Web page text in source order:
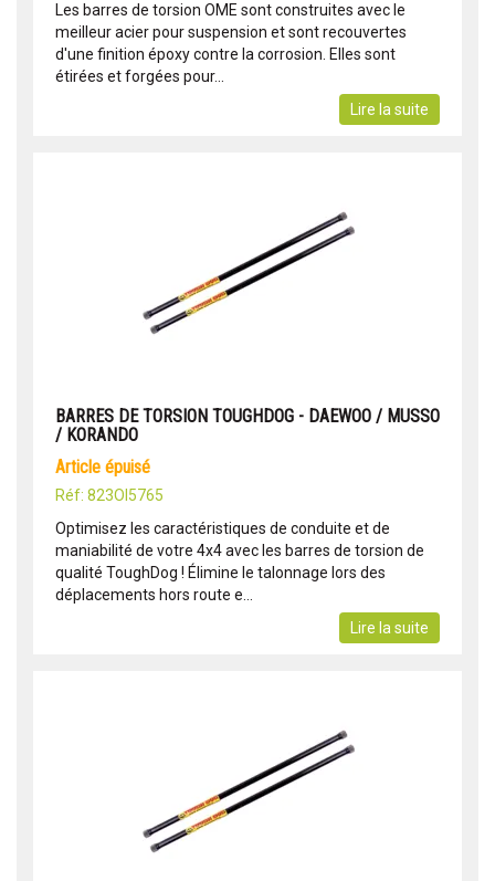
Les barres de torsion OME sont construites avec le
meilleur acier pour suspension et sont recouvertes
d'une finition époxy contre la corrosion. Elles sont
étirées et forgées pour...
Lire la suite
BARRES DE TORSION TOUGHDOG - DAEWOO / MUSSO
/ KORANDO
article épuisé
Réf: 823OI5765
Optimisez les caractéristiques de conduite et de
maniabilité de votre 4x4 avec les barres de torsion de
qualité ToughDog ! Élimine le talonnage lors des
déplacements hors route e...
Lire la suite